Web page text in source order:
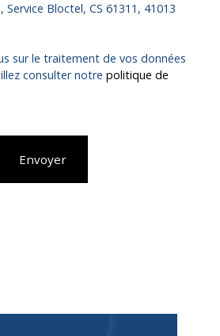
Service Bloctel, CS 61311, 41013
sur le traitement de vos données
consulter notre politique de
Envoyer